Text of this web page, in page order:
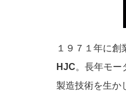
１９７１年に創
HJC。長年モー
製造技術を生か